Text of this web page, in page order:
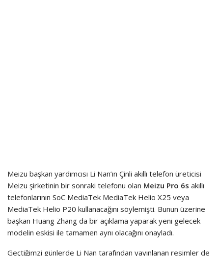
Meizu başkan yardımcısı Li Nan’ın Çinli akıllı telefon üreticisi
Meizu şirketinin bir sonraki telefonu olan Meizu Pro 6s akıllı
telefonlarının SoC MediaTek MediaTek Helio X25 veya
MediaTek Helio P20 kullanacağını söylemişti. Bunun üzerine
başkan Huang Zhang da bir açıklama yaparak yeni gelecek
modelin eskisi ile tamamen aynı olacağını onayladı.
Geçtiğimzi günlerde Li Nan tarafından yayınlanan resimler de